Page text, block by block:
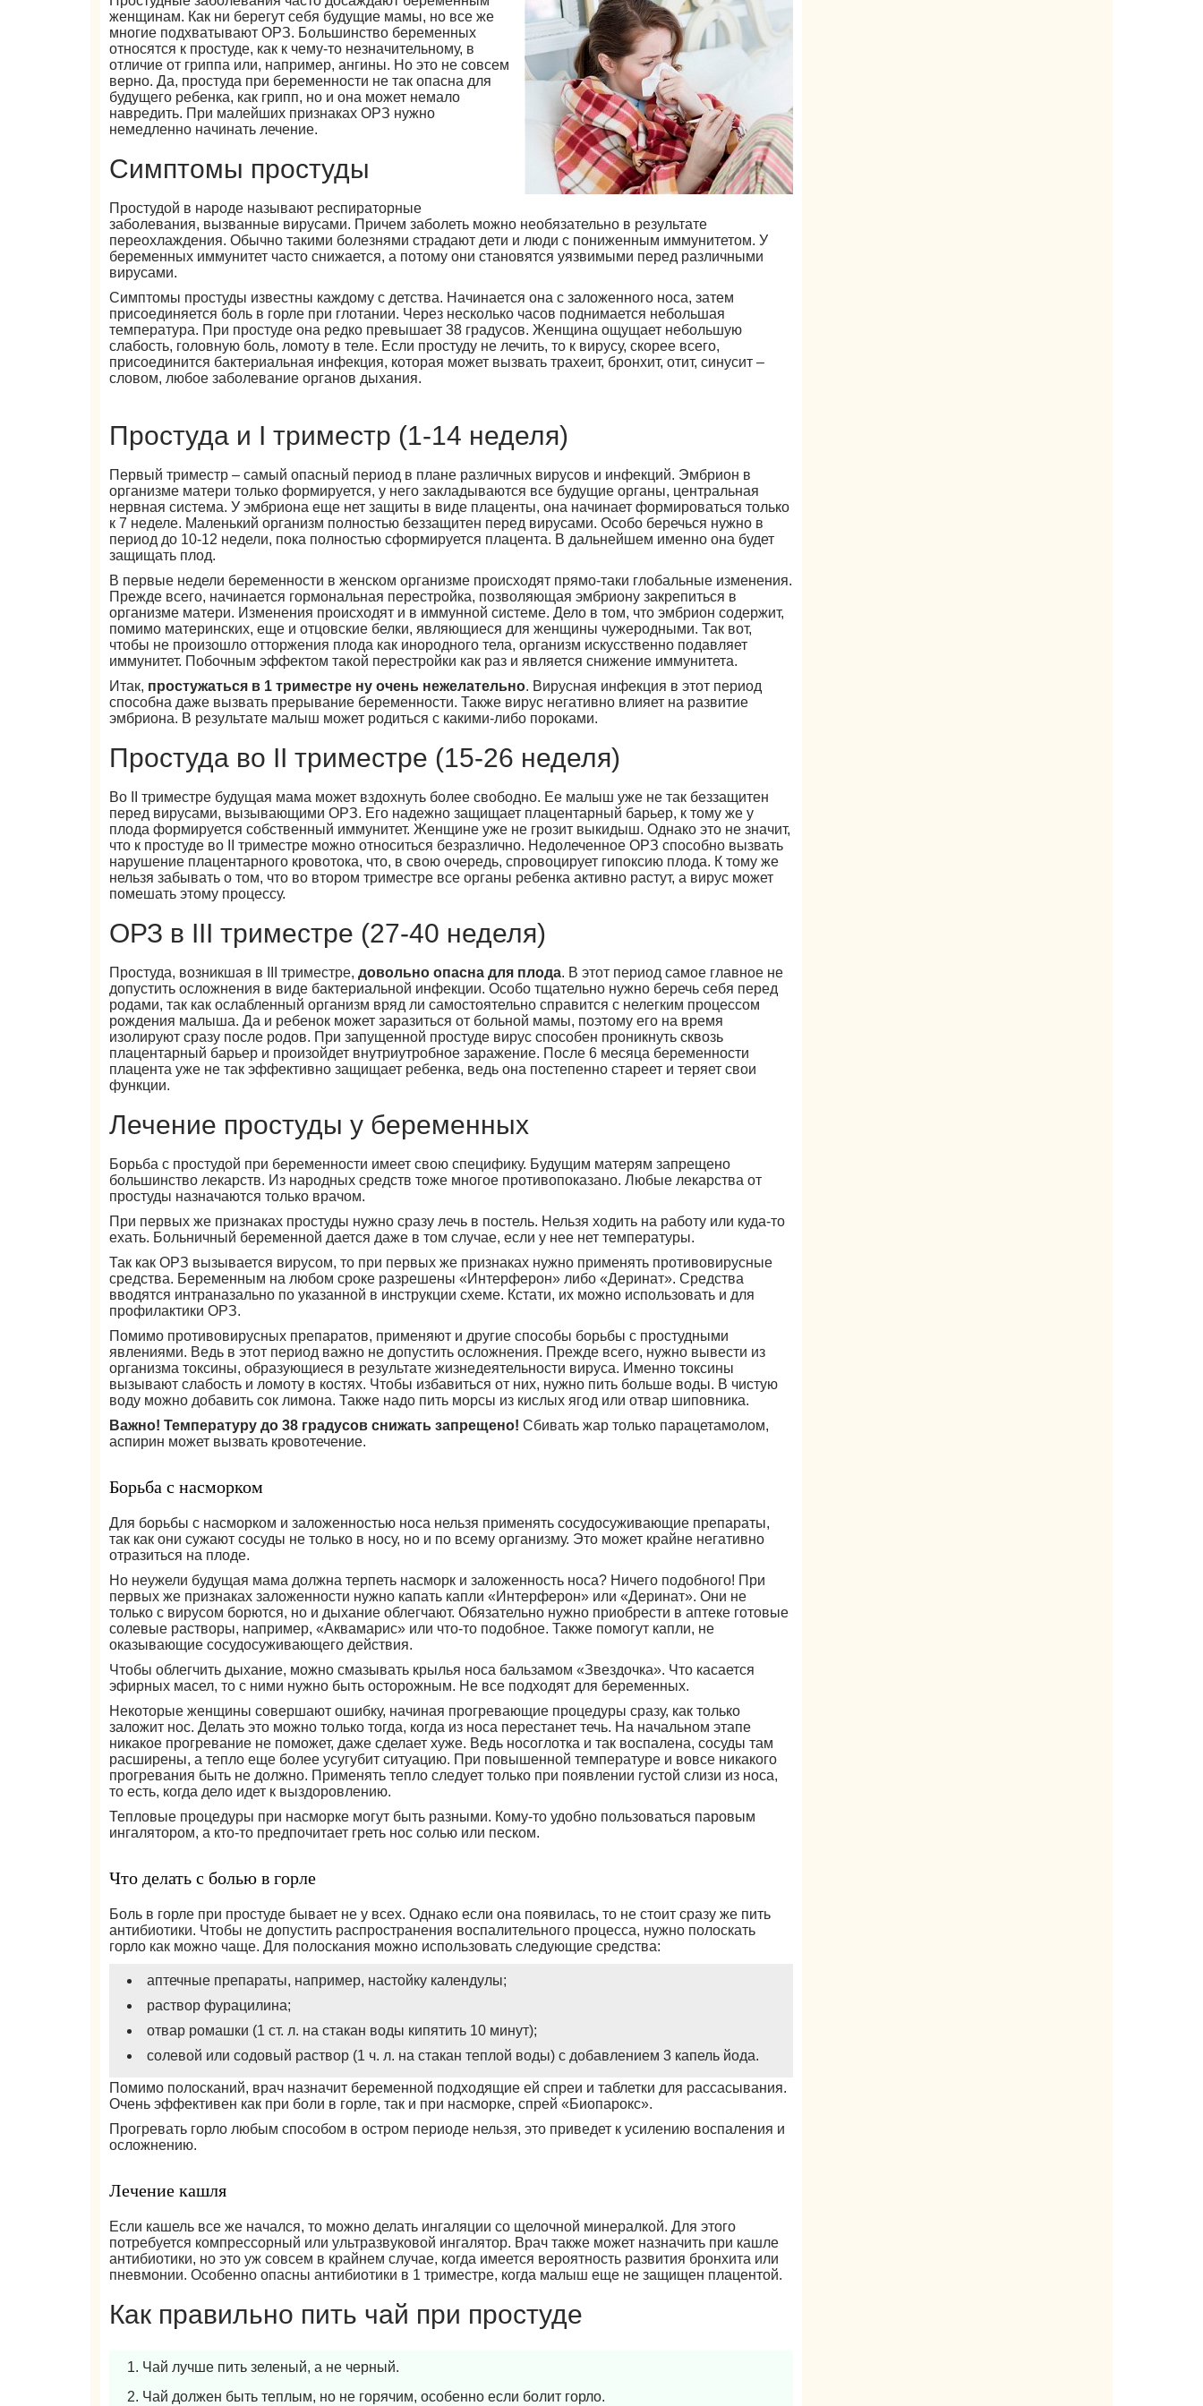
женщинам. Как ни берегут себя будущие мамы, но все же
многие подхватывают ОРЗ. Большинство беременных
относятся к простуде, как к чему-то незначительному, в
отличие от гриппа или, например, ангины. Но это не совсем
верно. Да, простуда при беременности не так опасна для
будущего ребенка, как грипп, но и она может немало
навредить. При малейших признаках ОРЗ нужно
немедленно начинать лечение.
Симптомы простуды
Простудой в народе называют респираторные
заболевания, вызванные вирусами. Причем заболеть можно необязательно в результате
переохлаждения. Обычно такими болезнями страдают дети и люди с пониженным иммунитетом. У
беременных иммунитет часто снижается, а потому они становятся уязвимыми перед различными
вирусами.
Симптомы простуды известны каждому с детства. Начинается она с заложенного носа, затем
присоединяется боль в горле при глотании. Через несколько часов поднимается небольшая
температура. При простуде она редко превышает 38 градусов. Женщина ощущает небольшую
слабость, головную боль, ломоту в теле. Если простуду не лечить, то к вирусу, скорее всего,
присоединится бактериальная инфекция, которая может вызвать трахеит, бронхит, отит, синусит –
словом, любое заболевание органов дыхания.
Простуда и I триместр (1-14 неделя)
Первый триместр – самый опасный период в плане различных вирусов и инфекций. Эмбрион в
организме матери только формируется, у него закладываются все будущие органы, центральная
нервная система. У эмбриона еще нет защиты в виде плаценты, она начинает формироваться только
к 7 неделе. Маленький организм полностью беззащитен перед вирусами. Особо беречься нужно в
период до 10-12 недели, пока полностью сформируется плацента. В дальнейшем именно она будет
защищать плод.
В первые недели беременности в женском организме происходят прямо-таки глобальные изменения.
Прежде всего, начинается гормональная перестройка, позволяющая эмбриону закрепиться в
организме матери. Изменения происходят и в иммунной системе. Дело в том, что эмбрион содержит,
помимо материнских, еще и отцовские белки, являющиеся для женщины чужеродными. Так вот,
чтобы не произошло отторжения плода как инородного тела, организм искусственно подавляет
иммунитет. Побочным эффектом такой перестройки как раз и является снижение иммунитета.
Итак, простужаться в 1 триместре ну очень нежелательно. Вирусная инфекция в этот период
способна даже вызвать прерывание беременности. Также вирус негативно влияет на развитие
эмбриона. В результате малыш может родиться с какими-либо пороками.
Простуда во II триместре (15-26 неделя)
Во II триместре будущая мама может вздохнуть более свободно. Ее малыш уже не так беззащитен
перед вирусами, вызывающими ОРЗ. Его надежно защищает плацентарный барьер, к тому же у
плода формируется собственный иммунитет. Женщине уже не грозит выкидыш. Однако это не значит,
что к простуде во II триместре можно относиться безразлично. Недолеченное ОРЗ способно вызвать
нарушение плацентарного кровотока, что, в свою очередь, спровоцирует гипоксию плода. К тому же
нельзя забывать о том, что во втором триместре все органы ребенка активно растут, а вирус может
помешать этому процессу.
ОРЗ в III триместре (27-40 неделя)
Простуда, возникшая в III триместре,довольно опасна для плода. В этот период самое главное не
допустить осложнения в виде бактериальной инфекции. Особо тщательно нужно беречь себя перед
родами, так как ослабленный организм вряд ли самостоятельно справится с нелегким процессом
рождения малыша. Да и ребенок может заразиться от больной мамы, поэтому его на время
изолируют сразу после родов. При запущенной простуде вирус способен проникнуть сквозь
плацентарный барьер и произойдет внутриутробное заражение. После 6 месяца беременности
плацента уже не так эффективно защищает ребенка, ведь она постепенно стареет и теряет свои
функции.
Лечение простуды у беременных
Борьба с простудой при беременности имеет свою специфику. Будущим матерям запрещено
большинство лекарств. Из народных средств тоже многое противопоказано. Любые лекарства от
простуды назначаются только врачом.
При первых же признаках простуды нужно сразу лечь в постель. Нельзя ходить на работу или куда-то
ехать. Больничный беременной дается даже в том случае, если у нее нет температуры.
Так как ОРЗ вызывается вирусом, то при первых же признаках нужно применять противовирусные
средства. Беременным на любом сроке разрешены «Интерферон» либо «Деринат». Средства
вводятся интраназально по указанной в инструкции схеме. Кстати, их можно использовать и для
профилактики ОРЗ.
Помимо противовирусных препаратов, применяют и другие способы борьбы с простудными
явлениями. Ведь в этот период важно не допустить осложнения. Прежде всего, нужно вывести из
организма токсины, образующиеся в результате жизнедеятельности вируса. Именно токсины
вызывают слабость и ломоту в костях. Чтобы избавиться от них, нужно пить больше воды. В чистую
воду можно добавить сок лимона. Также надо пить морсы из кислых ягод или отвар шиповника.
Важно! Температуру до 38 градусов снижать запрещено! Сбивать жар только парацетамолом,
аспирин может вызвать кровотечение.
Борьба с насморком
Для борьбы с насморком и заложенностью носа нельзя применять сосудосуживающие препараты,
так как они сужают сосуды не только в носу, но и по всему организму. Это может крайне негативно
отразиться на плоде.
Но неужели будущая мама должна терпеть насморк и заложенность носа? Ничего подобного! При
первых же признаках заложенности нужно капать капли «Интерферон» или «Деринат». Они не
только с вирусом борются, но и дыхание облегчают. Обязательно нужно приобрести в аптеке готовые
солевые растворы, например, «Аквамарис» или что-то подобное. Также помогут капли, не
оказывающие сосудосуживающего действия.
Чтобы облегчить дыхание, можно смазывать крылья носа бальзамом «Звездочка». Что касается
эфирных масел, то с ними нужно быть осторожным. Не все подходят для беременных.
Некоторые женщины совершают ошибку, начиная прогревающие процедуры сразу, как только
заложит нос. Делать это можно только тогда, когда из носа перестанет течь. На начальном этапе
никакое прогревание не поможет, даже сделает хуже. Ведь носоглотка и так воспалена, сосуды там
расширены, а тепло еще более усугубит ситуацию. При повышенной температуре и вовсе никакого
прогревания быть не должно. Применять тепло следует только при появлении густой слизи из носа,
то есть, когда дело идет к выздоровлению.
Тепловые процедуры при насморке могут быть разными. Кому-то удобно пользоваться паровым
ингалятором, а кто-то предпочитает греть нос солью или песком.
Что делать с болью в горле
Боль в горле при простуде бывает не у всех. Однако если она появилась, то не стоит сразу же пить
антибиотики. Чтобы не допустить распространения воспалительного процесса, нужно полоскать
горло как можно чаще. Для полоскания можно использовать следующие средства:
аптечные препараты, например, настойку календулы;
раствор фурацилина;
отвар ромашки (1 ст. л. на стакан воды кипятить 10 минут);
солевой или содовый раствор (1 ч. л. на стакан теплой воды) с добавлением 3 капель йода.
Помимо полосканий, врач назначит беременной подходящие ей спреи и таблетки для рассасывания.
Очень эффективен как при боли в горле, так и при насморке, спрей «Биопарокс».
Прогревать горло любым способом в остром периоде нельзя, это приведет к усилению воспаления и
осложнению.
Лечение кашля
Если кашель все же начался, то можно делать ингаляции со щелочной минералкой. Для этого
потребуется компрессорный или ультразвуковой ингалятор. Врач также может назначить при кашле
антибиотики, но это уж совсем в крайнем случае, когда имеется вероятность развития бронхита или
пневмонии. Особенно опасны антибиотики в 1 триместре, когда малыш еще не защищен плацентой.
Как правильно пить чай при простуде
Чай лучше пить зеленый, а не черный.
Чай должен быть теплым, но не горячим, особенно если болит горло.